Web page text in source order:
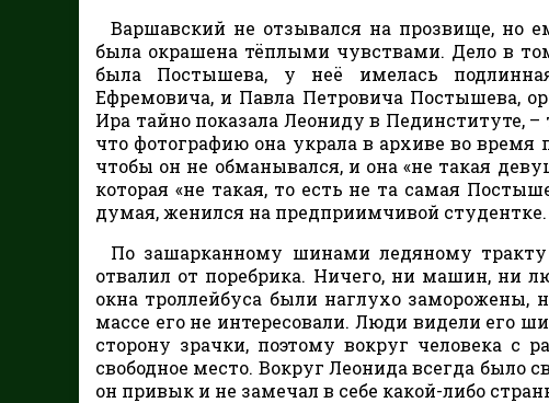
Варшавский не отзывался на прозвище, но
была окрашена тёплыми чувствами. Дело в
была Постышева, у неё имелась
Ефремовича, и Павла Петровича Постышева,
Ира тайно показала Леониду в Пединституте,
что фотографию она украла в архиве во время
чтобы он не обманывался, и она «не такая
которая «не такая, то есть не та самая
думая, женился на предприимчивой студентке.
По зашарканному шинами ледяному
отвалил от поребрика. Ничего, ни машин, ни
окна троллейбуса были наглухо заморожены,
массе его не интересовали. Люди видели его
сторону зрачки, поэтому вокруг человека с
свободное место. Вокруг Леонида всегда было
он привык и не замечал в себе какой-либо